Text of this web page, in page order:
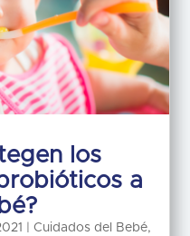
los
a
Cuidados del Bebé,